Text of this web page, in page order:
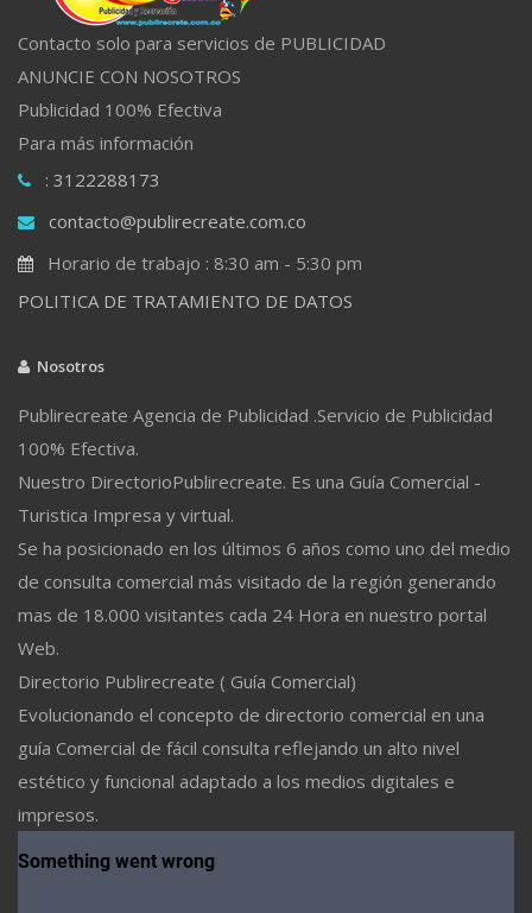
Contacto solo para servicios de PUBLICIDAD
ANUNCIE CON NOSOTROS
Publicidad 100% Efectiva
Para más información
: 3122288173
contacto@publirecreate.com.co
Horario de trabajo : 8:30 am - 5:30 pm
POLITICA DE TRATAMIENTO DE DATOS
Nosotros
Publirecreate Agencia de Publicidad .Servicio de Publicidad
100% Efectiva.
Nuestro DirectorioPublirecreate. Es una Guía Comercial -
Turistica Impresa y virtual.
Se ha posicionado en los últimos 6 años como uno del medio
de consulta comercial más visitado de la región generando
mas de 18.000 visitantes cada 24 Hora en nuestro portal
Web.
Directorio Publirecreate ( Guía Comercial)
Evolucionando el concepto de directorio comercial en una
guía Comercial de fácil consulta reflejando un alto nivel
estético y funcional adaptado a los medios digitales e
impresos.